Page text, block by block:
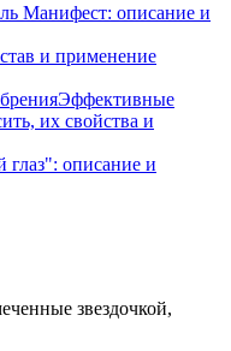
Манифест: описание и
и применение
Эффективные
их свойства и
описание и
звездочкой,